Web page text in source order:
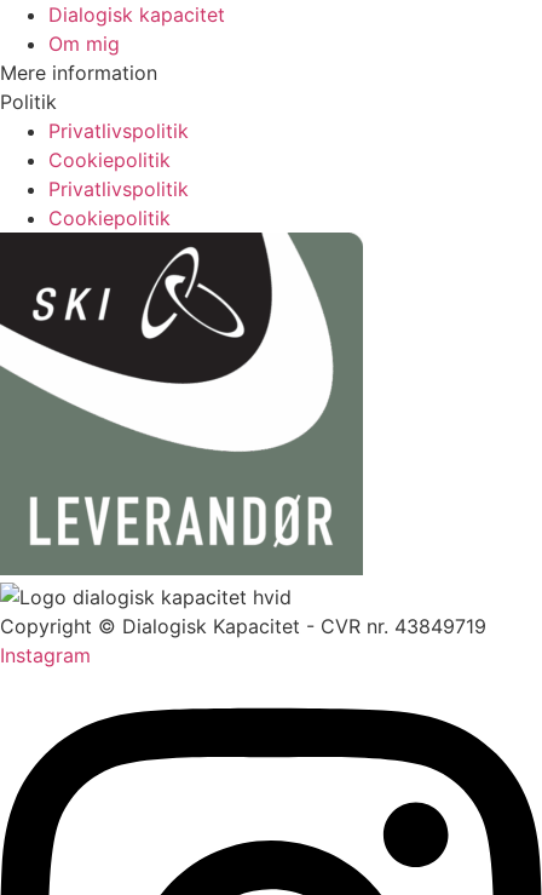
Dialogisk kapacitet
Om mig
Mere information
Politik
Privatlivspolitik
Cookiepolitik
Privatlivspolitik
Cookiepolitik
Copyright © Dialogisk Kapacitet - CVR nr. 43849719
Instagram